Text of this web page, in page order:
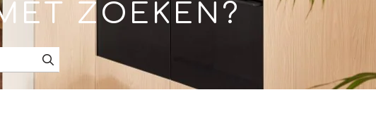
ZOEKEN?